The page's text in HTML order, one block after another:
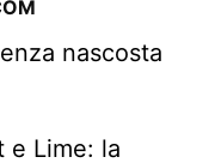
nascosta
e Lime: la